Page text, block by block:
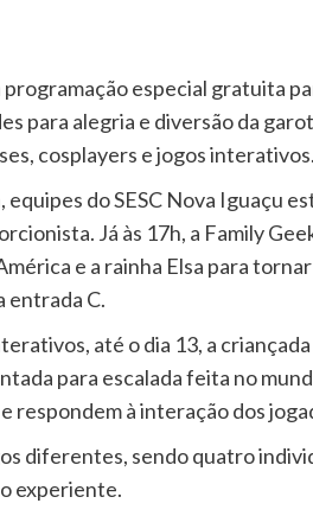
especial gratuita
para alegria e diversão da
cosplayers e jogos interativos.
equipes do SESC Nova Iguaçu
Já às 17h, a Family
e a rainha Elsa para
entrada C.
até o dia 13, a
para escalada feita no
respondem à interação dos
diferentes, sendo quatro
experiente.